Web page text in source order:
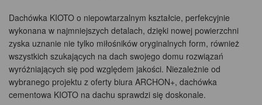
Dachówka KIOTO o niepowtarzalnym kształcie, perfekcyjnie
wykonana w najmniejszych detalach, dzięki nowej powierzchni
zyska uznanie nie tylko miłośników oryginalnych form, również
wszystkich szukających na dach swojego domu rozwiązań
wyróżniających się pod względem jakości. Niezależnie od
wybranego projektu z oferty biura ARCHON+, dachówka
cementowa KIOTO na dachu sprawdzi się doskonale.